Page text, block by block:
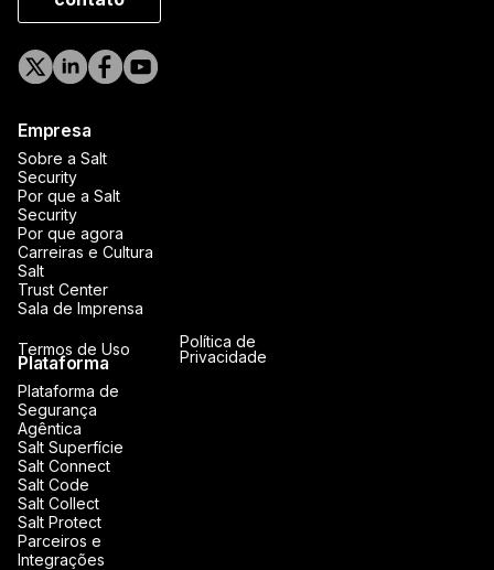
Empresa
Sobre a Salt
Security
Por que a Salt
Security
Por que agora
Carreiras e Cultura
Salt
Trust Center
Sala de Imprensa
Plataforma
Plataforma de
Segurança
Agêntica
Salt Superfície
Salt Connect
Salt Code
Salt Collect
Salt Protect
Parceiros e
Integrações
Termos de Uso
Política de
Privacidade